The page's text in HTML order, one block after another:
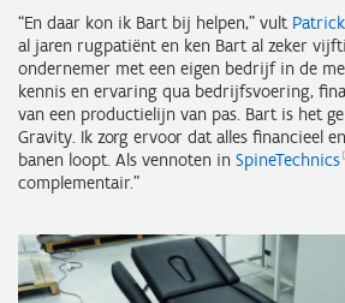
“En daar kon ik Bart bij helpen,” vult Patrick
al jaren rugpatiënt en ken Bart al zeker
ondernemer met een eigen bedrijf in de
kennis en ervaring qua bedrijfsvoering,
van een productielijn van pas. Bart is het
Gravity. Ik zorg ervoor dat alles financieel
banen loopt. Als vennoten in SpineTechnics
complementair.”